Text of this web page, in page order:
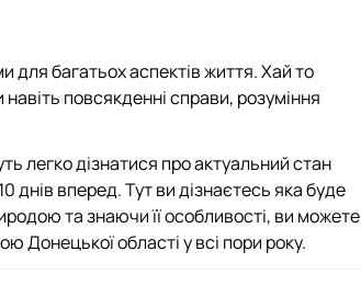
для багатьох аспектів життя. Хай то
повсякденні справи, розуміння
легко дізнатися про актуальний стан
днів вперед. Тут ви дізнаєтесь яка буде
та знаючи її особливості, ви можете
Донецької області у всі пори року.